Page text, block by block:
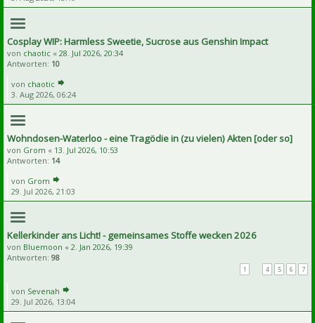
Cosplay WIP: Harmless Sweetie, Sucrose aus Genshin Impact
von chaotic « 28. Jul 2026, 20:34
Antworten: 10
von chaotic
3. Aug 2026, 06:24
Wohndosen-Waterloo - eine Tragödie in (zu vielen) Akten [oder so]
von Grom « 13. Jul 2026, 10:53
Antworten: 14
von Grom
29. Jul 2026, 21:03
Kellerkinder ans Licht! - gemeinsames Stoffe wecken 2026
von Bluemoon « 2. Jan 2026, 19:39
Antworten: 98
1 4 5 6 7
von Sevenah
29. Jul 2026, 13:04